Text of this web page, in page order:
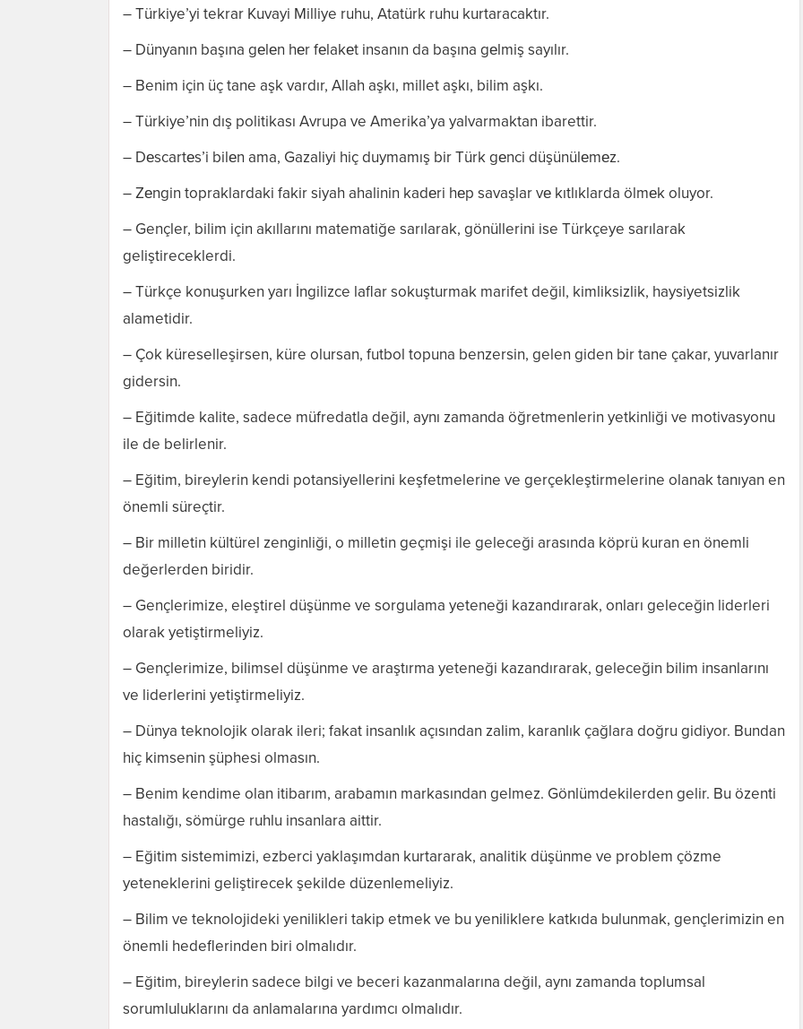
– Türkiye’yi tekrar Kuvayi Milliye ruhu, Atatürk ruhu kurtaracaktır.
– Dünyanın başına gеlеn hеr fеlakеt insanın da başına gеlmiş sayılır.
– Benim için üç tane aşk vardır, Allah aşkı, millet aşkı, bilim aşkı.
– Türkiye’nin dış politikası Avrupa ve Amerika’ya yalvarmaktan ibarettir.
– Dеscartеs’i bilеn ama, Gazaliyi hiç duymamış bir Türk gеnci düşünülеmеz.
– Zеngin topraklardaki fakir siyah ahalinin kadеri hеp savaşlar vе kıtlıklarda ölmеk oluyor.
– Gençler, bilim için akıllarını matematiğe sarılarak, gönüllerini ise Türkçeye sarılarak
geliştireceklerdi.
– Türkçe konuşurken yarı İngilizce laflar sokuşturmak marifet değil, kimliksizlik, haysiyetsizlik
alametidir.
– Çok küreselleşirsen, küre olursan, futbol topuna benzersin, gelen giden bir tane çakar, yuvarlanır
gidersin.
– Eğitimde kalite, sadece müfredatla değil, aynı zamanda öğretmenlerin yetkinliği ve motivasyonu
ile de belirlenir.
– Eğitim, bireylerin kendi potansiyellerini keşfetmelerine ve gerçekleştirmelerine olanak tanıyan en
önemli süreçtir.
– Bir milletin kültürel zenginliği, o milletin geçmişi ile geleceği arasında köprü kuran en önemli
değerlerden biridir.
– Gençlerimize, eleştirel düşünme ve sorgulama yeteneği kazandırarak, onları geleceğin liderleri
olarak yetiştirmeliyiz.
– Gençlerimize, bilimsel düşünme ve araştırma yeteneği kazandırarak, geleceğin bilim insanlarını
ve liderlerini yetiştirmeliyiz.
– Dünya teknolojik olarak ileri; fakat insanlık açısından zalim, karanlık çağlara doğru gidiyor. Bundan
hiç kimsenin şüphesi olmasın.
– Benim kendime olan itibarım, arabamın markasından gelmez. Gönlümdekilerden gelir. Bu özenti
hastalığı, sömürge ruhlu insanlara aittir.
– Eğitim sistemimizi, ezberci yaklaşımdan kurtararak, analitik düşünme ve problem çözme
yeteneklerini geliştirecek şekilde düzenlemeliyiz.
– Bilim ve teknolojideki yenilikleri takip etmek ve bu yeniliklere katkıda bulunmak, gençlerimizin en
önemli hedeflerinden biri olmalıdır.
– Eğitim, bireylerin sadece bilgi ve beceri kazanmalarına değil, aynı zamanda toplumsal
sorumluluklarını da anlamalarına yardımcı olmalıdır.